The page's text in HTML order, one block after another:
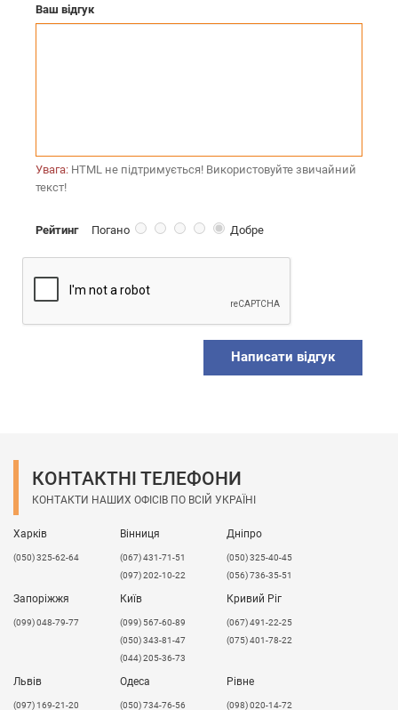
Ваш відгук
Увага: HTML не підтримується! Використовуйте звичайний
текст!
РейтингПогано Добре
Написати відгук
КОНТАКТНІ ТЕЛЕФОНИ
КОНТАКТИ НАШИХ ОФІСІВ ПО ВСІЙ УКРАЇНІ
Харків
(050) 325-62-64
Вінниця
(067) 431-71-51
(097) 202-10-22
Дніпро
(050) 325-40-45
(056) 736-35-51
Запоріжжя
(099) 048-79-77
Київ
(099) 567-60-89
(050) 343-81-47
(044) 205-36-73
Кривий Ріг
(067) 491-22-25
(075) 401-78-22
Львів
​(097) 169-21-20
Одеса
(050) 734-76-56
Рівне
(098) 020-14-72